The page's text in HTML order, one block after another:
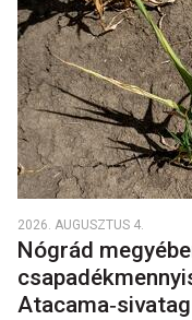
2026. AUGUSZTUS 4.
Nógrád